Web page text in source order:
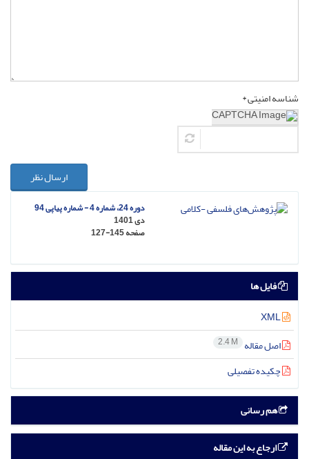
شناسه امنیتی *
ارسال نظر
دوره 24، شماره 4 - شماره پیاپی 94
دی 1401
صفحه127-145
فایل ها
اصل مقاله 2.4 M
چکیده تفصیلی
هم رسانی
ارجاع به این مقاله